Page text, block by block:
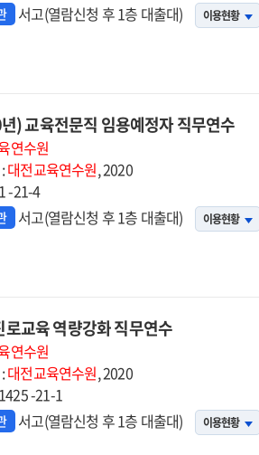
서고(열람신청 후 1층 대출대) 이용현황
) 교육전문직 임용예정자 직무연수
연수원
대전교육연수원, 2020
-21-4
서고(열람신청 후 1층 대출대) 이용현황
로교육 역량강화 직무연수
연수원
대전교육연수원, 2020
-21-1
서고(열람신청 후 1층 대출대) 이용현황